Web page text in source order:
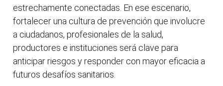
estrechamente conectadas. En ese escenario,
fortalecer una cultura de prevención que involucre
a ciudadanos, profesionales de la salud,
productores e instituciones será clave para
anticipar riesgos y responder con mayor eficacia a
futuros desafíos sanitarios.